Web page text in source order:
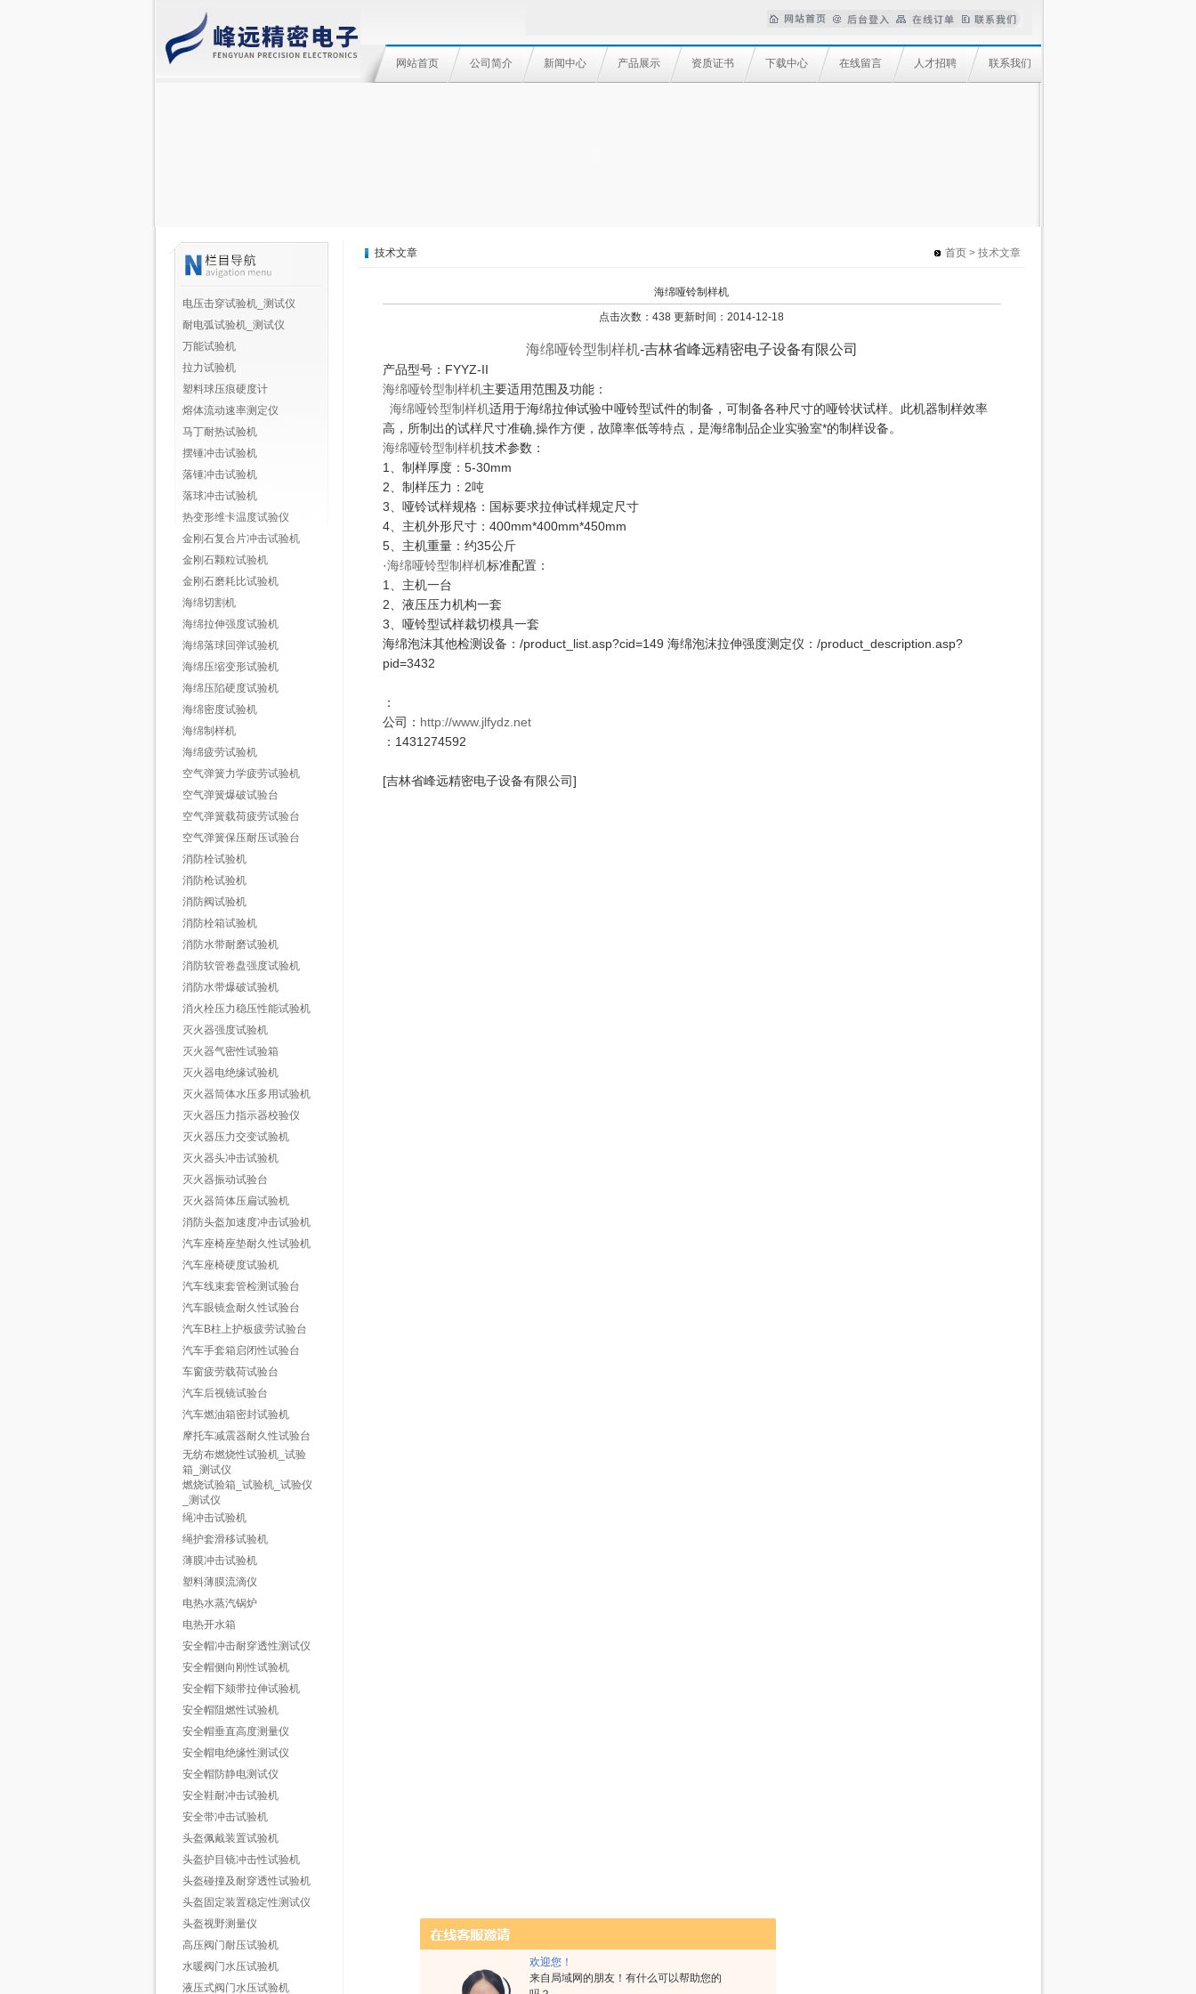
欢迎您！
来自局域网的朋友！有什么可以帮助您的
网站首页 公司简介 新闻中心 产品展示 资质证书 下载中心 在线留言 人才招聘 联系我们
电压击穿试验机_测试仪
耐电弧试验机_测试仪
万能试验机
拉力试验机
塑料球压痕硬度计
熔体流动速率测定仪
马丁耐热试验机
摆锤冲击试验机
落锤冲击试验机
落球冲击试验机
热变形维卡温度试验仪
金刚石复合片冲击试验机
金刚石颗粒试验机
金刚石磨耗比试验机
海绵切割机
海绵拉伸强度试验机
海绵落球回弹试验机
海绵压缩变形试验机
海绵压陷硬度试验机
海绵密度试验机
海绵制样机
海绵疲劳试验机
空气弹簧力学疲劳试验机
空气弹簧爆破试验台
空气弹簧载荷疲劳试验台
空气弹簧保压耐压试验台
消防栓试验机
消防枪试验机
消防阀试验机
消防栓箱试验机
消防水带耐磨试验机
消防软管卷盘强度试验机
消防水带爆破试验机
消火栓压力稳压性能试验机
灭火器强度试验机
灭火器气密性试验箱
灭火器电绝缘试验机
灭火器筒体水压多用试验机
灭火器压力指示器校验仪
灭火器压力交变试验机
灭火器头冲击试验机
灭火器振动试验台
灭火器筒体压扁试验机
消防头盔加速度冲击试验机
汽车座椅座垫耐久性试验机
汽车座椅硬度试验机
汽车线束套管检测试验台
汽车眼镜盒耐久性试验台
汽车B柱上护板疲劳试验台
汽车手套箱启闭性试验台
车窗疲劳载荷试验台
汽车后视镜试验台
汽车燃油箱密封试验机
摩托车减震器耐久性试验台
无纺布燃烧性试验机_试验
箱_测试仪
燃烧试验箱_试验机_试验仪
_测试仪
绳冲击试验机
绳护套滑移试验机
薄膜冲击试验机
塑料薄膜流滴仪
电热水蒸汽锅炉
电热开水箱
安全帽冲击耐穿透性测试仪
安全帽侧向刚性试验机
安全帽下颏带拉伸试验机
安全帽阻燃性试验机
安全帽垂直高度测量仪
安全帽电绝缘性测试仪
安全帽防静电测试仪
安全鞋耐冲击试验机
安全带冲击试验机
头盔佩戴装置试验机
头盔护目镜冲击性试验机
头盔碰撞及耐穿透性试验机
头盔固定装置稳定性测试仪
头盔视野测量仪
高压阀门耐压试验机
水暖阀门水压试验机
液压式阀门水压试验机
技术文章 首页 > 技术文章
海绵哑铃制样机
点击次数：438 更新时间：2014-12-18
海绵哑铃型制样机-吉林省峰远精密电子设备有限公司
产品型号：FYYZ-II
海绵哑铃型制样机主要适用范围及功能：
海绵哑铃型制样机适用于海绵拉伸试验中哑铃型试件的制备，可制备各种尺寸的哑铃状试样。此机器制样效率
高，所制出的试样尺寸准确,操作方便，故障率低等特点，是海绵制品企业实验室*的制样设备。
海绵哑铃型制样机技术参数：
1、制样厚度：5-30mm
2、制样压力：2吨
3、哑铃试样规格：国标要求拉伸试样规定尺寸
4、主机外形尺寸：400mm*400mm*450mm
5、主机重量：约35公斤
·海绵哑铃型制样机标准配置：
1、主机一台
2、液压压力机构一套
3、哑铃型试样裁切模具一套
海绵泡沫其他检测设备：/product_list.asp?cid=149 海绵泡沫拉伸强度测定仪：/product_description.asp?
pid=3432
：
公司： http://www.jlfydz.net
：1431274592
[吉林省峰远精密电子设备有限公司]